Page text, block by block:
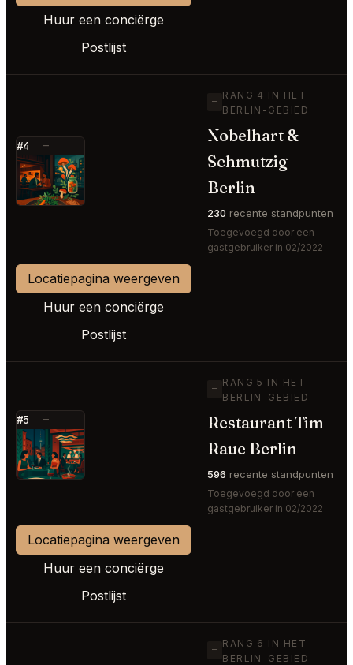
Huur een conciërge
Postlijst
#4 —
⭐
—
RANG 4 IN HET
BERLIN-GEBIED
Nobelhart &
Schmutzig
Berlin
230 recente standpunten
Toegevoegd door een
gastgebruiker in 02/2022
Locatiepagina weergeven
Huur een conciërge
Postlijst
#5 —
⭐
—
RANG 5 IN HET
BERLIN-GEBIED
Restaurant Tim
Raue Berlin
596 recente standpunten
Toegevoegd door een
gastgebruiker in 02/2022
Locatiepagina weergeven
Huur een conciërge
Postlijst
—
RANG 6 IN HET
BERLIN-GEBIED